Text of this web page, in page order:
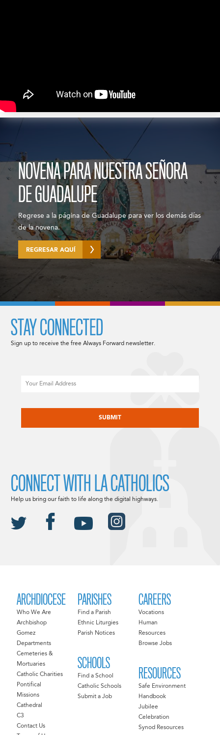
NOVENA PARA NUESTRA SEÑORA
DE GUADALUPE
Regrese a la página de Guadalupe para ver los demás días
de la novena.
REGRESAR AQUÍ
ARCHDIOCESE
Who We Are
Archbishop
Gomez
Departments
Cemeteries &
Mortuaries
Catholic Charities
Pontifical
Missions
Cathedral
C3
Contact Us
PARISHES
Find a Parish
Ethnic Liturgies
Parish Notices
SCHOOLS
Find a School
Catholic Schools
Submit a Job
CAREERS
Vocations
Human
Resources
Browse Jobs
RESOURCES
Safe Environment
Handbook
Jubilee
Celebration
Synod Resources
STAY CONNECTED
Sign up to receive the free Always Forward newsletter.
CONNECT WITH LA CATHOLICS
Help us bring our faith to life along the digital highways.